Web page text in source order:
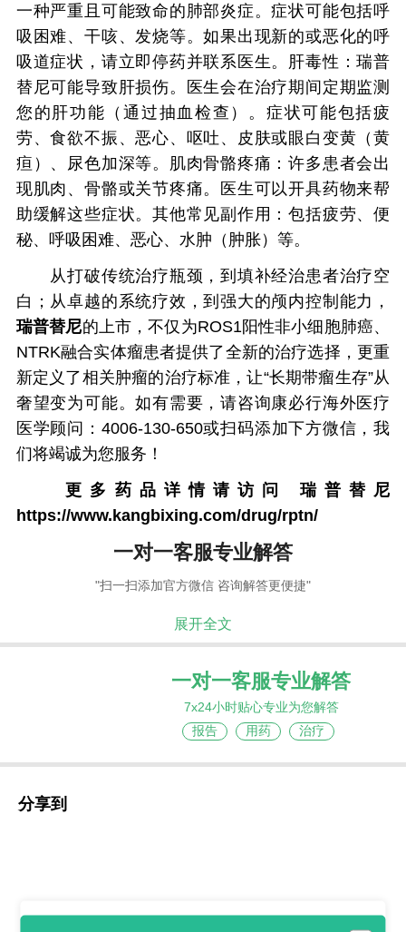
一种严重且可能致命的肺部炎症。症状可能包括呼
吸困难、干咳、发烧等。如果出现新的或恶化的呼
吸道症状，请立即停药并联系医生。肝毒性：瑞普
替尼可能导致肝损伤。医生会在治疗期间定期监测
您的肝功能（通过抽血检查）。症状可能包括疲
劳、食欲不振、恶心、呕吐、皮肤或眼白变黄（黄
疸）、尿色加深等。肌肉骨骼疼痛：许多患者会出
现肌肉、骨骼或关节疼痛。医生可以开具药物来帮
助缓解这些症状。其他常见副作用：包括疲劳、便
秘、呼吸困难、恶心、水肿（肿胀）等。
从打破传统治疗瓶颈，到填补经治患者治疗空
白；从卓越的系统疗效，到强大的颅内控制能力，
瑞普替尼的上市，不仅为ROS1阳性非小细胞肺癌、
NTRK融合实体瘤患者提供了全新的治疗选择，更重
新定义了相关肿瘤的治疗标准，让“长期带瘤生存”从
奢望变为可能。如有需要，请咨询康必行海外医疗
医学顾问：4006-130-650或扫码添加下方微信，我
们将竭诚为您服务！
更多药品详情请访问 瑞普替尼
https://www.kangbixing.com/drug/rptn/
一对一客服专业解答
"扫一扫添加官方微信 咨询解答更便捷"
展开全文
一对一客服专业解答
7x24小时贴心专业为您解答
报告
用药 治疗
分享到
热点推荐